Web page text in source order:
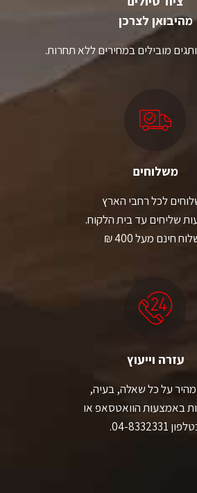
מהיבואן לצרכן
מובילים במחירים ללא תחרות.
משלוחים
לכל רחבי הארץ
שליחים עד בית הלקוח.
חינם מעל 400 ₪
עזרה וייעוץ
על כל שאלה, בעיה,
באמצעות הוואטסאפ או
04-8332331.